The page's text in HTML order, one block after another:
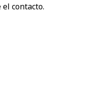
contacto.